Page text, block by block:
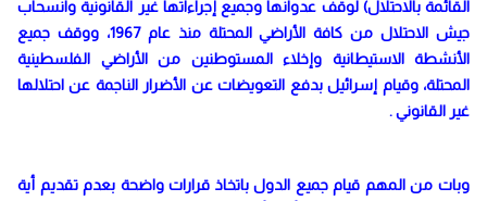
القائمة بالاحتلال) لوقف عدوانها وجميع إجراءاتها غير القانونية وانسحاب
جيش الاحتلال من كافة الأراضي المحتلة منذ عام 1967، ووقف جميع
الأنشطة الاستيطانية وإخلاء المستوطنين من الأراضي الفلسطينية
المحتلة، وقيام إسرائيل بدفع التعويضات عن الأضرار الناجمة عن احتلالها
غير القانوني .
وبات من المهم قيام جميع الدول باتخاذ قرارات واضحة بعدم تقديم أية